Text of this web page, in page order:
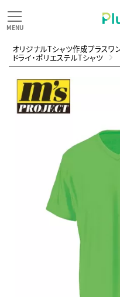
オリジナルTシャツ作成プラスワ
ドライ・ポリエステルTシャツ